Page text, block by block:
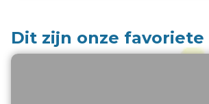
Dit zijn onze favoriete